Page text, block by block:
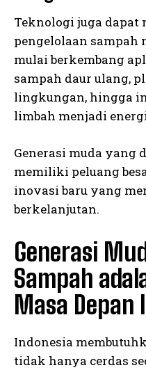
Teknologi juga dapat
pengelolaan sampah
mulai berkembang
sampah daur ulang,
lingkungan, hingga
limbah menjadi
Generasi muda yang
memiliki peluang
inovasi baru yang
berkelanjutan.
Generasi
Sampah
Masa Depan
Indonesia
tidak hanya cerdas